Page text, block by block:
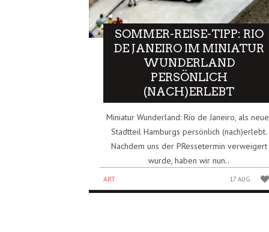
SOMMER-REISE-TIPP: RIO
DE JANEIRO IM MINIATUR
WUNDERLAND
PERSÖNLICH
(NACH)ERLEBT
Miniatur Wunderland: Rio de Janeiro, als
Stadtteil Hamburgs persönlich (nach)erlebt.
Nachdem uns der PRessetermin verweigert
wurde, haben wir nun..
ART 17 AUG.